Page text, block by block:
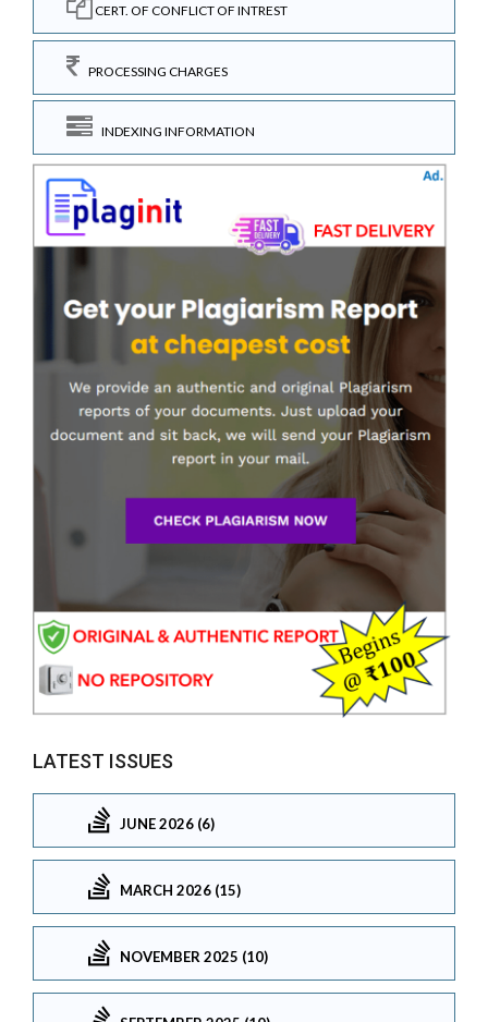
CERT. OF CONFLICT OF INTREST
PROCESSING CHARGES
INDEXING INFORMATION
LATEST ISSUES
JUNE 2026 (6)
MARCH 2026 (15)
NOVEMBER 2025 (10)